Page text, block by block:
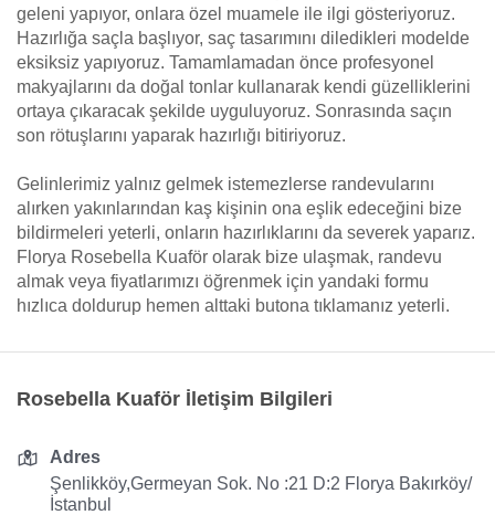
geleni yapıyor, onlara özel muamele ile ilgi gösteriyoruz.
Hazırlığa saçla başlıyor, saç tasarımını diledikleri modelde
eksiksiz yapıyoruz. Tamamlamadan önce profesyonel
makyajlarını da doğal tonlar kullanarak kendi güzelliklerini
ortaya çıkaracak şekilde uyguluyoruz. Sonrasında saçın
son rötuşlarını yaparak hazırlığı bitiriyoruz.
Gelinlerimiz yalnız gelmek istemezlerse randevularını
alırken yakınlarından kaş kişinin ona eşlik edeceğini bize
bildirmeleri yeterli, onların hazırlıklarını da severek yaparız.
Florya Rosebella Kuaför olarak bize ulaşmak, randevu
almak veya fiyatlarımızı öğrenmek için yandaki formu
hızlıca doldurup hemen alttaki butona tıklamanız yeterli.
Rosebella Kuaför İletişim Bilgileri
Adres
Şenlikköy,Germeyan Sok. No :21 D:2 Florya Bakırköy/
İstanbul